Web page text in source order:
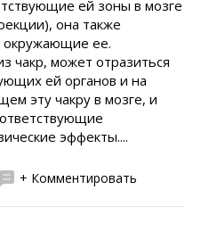
ей зоны в мозге
она также
окружающие ее.
чакр, может отразиться
ей органов и на
эту чакру в мозге, и
эффекты....
+ Комментировать